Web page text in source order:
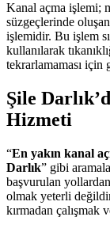
Kanal açma işlemi;
süzgeçlerinde
işlemidir. Bu işlem
kullanılarak
tekrarlamaması için
Şile
Hizmeti
“En yakın kanal
Darlık” gibi
başvurulan
olmak yeterli
kırmadan çalışmak